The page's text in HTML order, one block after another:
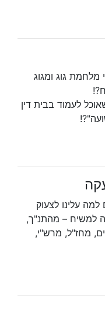
מלחמת גוג ומגוג
לעמוד בבית דין
עלינו לצעוק
למשיח – מהתנ"ך,
מחז"ל, מרש"י,